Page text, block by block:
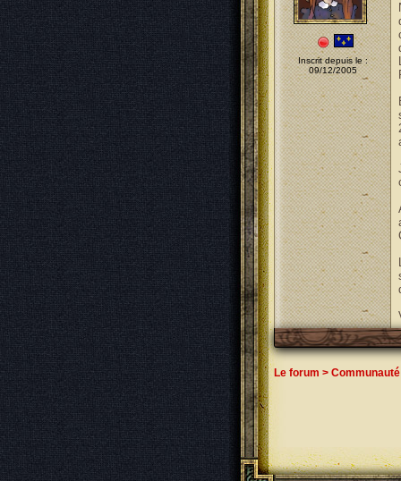
Inscrit depuis le :
09/12/2005
Le forum > Communauté